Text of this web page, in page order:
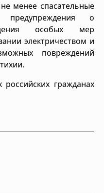
менее спасательные
о
особых мер
электричеством и
повреждений
гражданах